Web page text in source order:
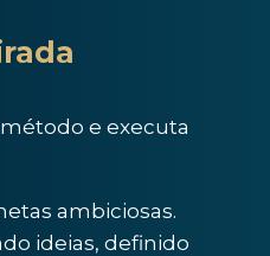
e executa
ambiciosas.
ideias, definido